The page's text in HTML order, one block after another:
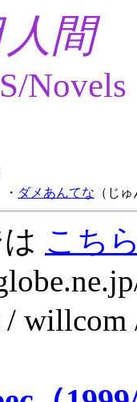
間
Novels
ダメあんてな （じ
こち
/